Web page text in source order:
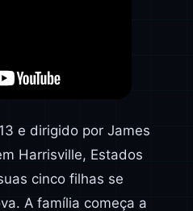
e dirigido por James
Harrisville, Estados
cinco filhas se
A família começa a